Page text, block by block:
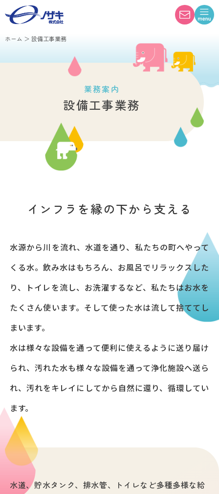
ホーム ＞ 設備工事業務
業務案内
設備工事業務
インフラを縁の下から支える
水源から川を流れ、水道を通り、私たちの町へやって
くる水。飲み水はもちろん、お風呂でリラックスした
り、トイレを流し、お洗濯するなど、私たちはお水を
たくさん使います。そして使った水は流して捨ててし
まいます。
水は様々な設備を通って便利に使えるように送り届け
られ、汚れた水も様々な設備を通って浄化施設へ送ら
れ、汚れをキレイにしてから自然に還り、循環してい
ます。
水道、貯水タンク、排水管、トイレなど多種多様な給